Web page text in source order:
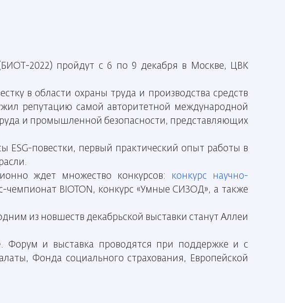
2022) пройдут с 6 по 9 декабря в Москве, ЦВК
в области охраны труда и производства средств
репутацию самой авторитетной международной
и промышленной безопасности, представляющих
повестки, первый практический опыт работы в
ждет множество конкурсов: конкурс научно-
чемпионат BIOTON, конкурс «Умные СИЗОД», а также
из новшеств декабрьской выставки станут Аллеи
Форум и выставка проводятся при поддержке и с
Фонда социального страхования, Европейской